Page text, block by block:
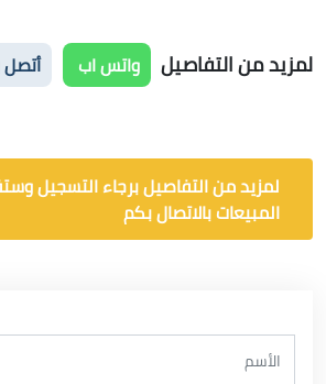
لمزيد من التفاصيل واتس اب أتصل
لمزيد من التفاصيل برجاء التسجيل
المبيعات بالاتصال بكم